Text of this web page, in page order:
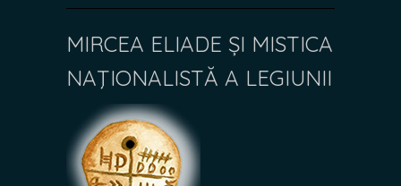
MIRCEA ELIADE ȘI MISTICA
NAŢIONALISTĂ A LEGIUNII